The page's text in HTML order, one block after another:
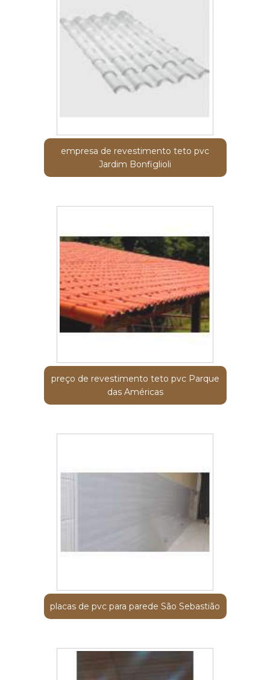
empresa de revestimento teto pvc
Jardim Bonfiglioli
preço de revestimento teto pvc Parque
das Américas
placas de pvc para parede São Sebastião